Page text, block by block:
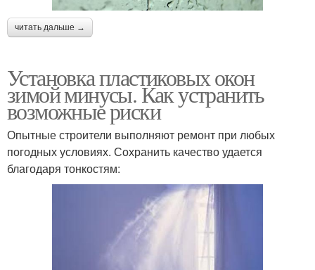
читать дальше →
Установка пластиковых окон
зимой минусы. Как устранить
возможные риски
Опытные строители выполняют ремонт при любых
погодных условиях. Сохранить качество удается
благодаря тонкостям: